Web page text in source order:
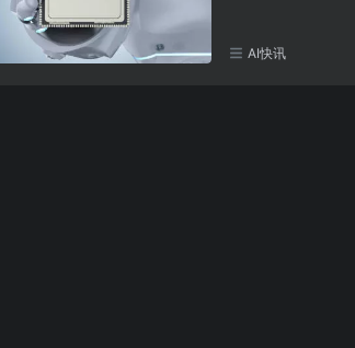
AI快讯